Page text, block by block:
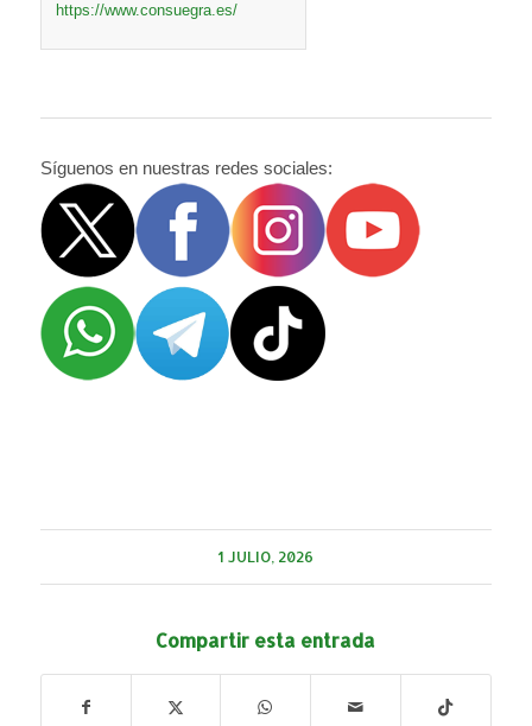
https://www.consuegra.es/
Síguenos en nuestras redes sociales:
1 JULIO, 2026
Compartir esta entrada